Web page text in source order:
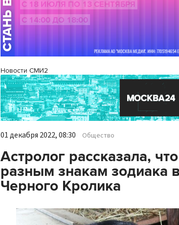
Новости СМИ2
01 декабря 2022, 08:30 Общество
Астролог рассказала,
разным знакам зодиака
Черного Кролика